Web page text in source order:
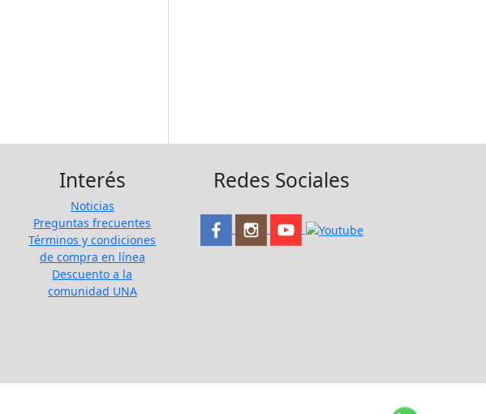
Interés
Noticias
Preguntas frecuentes
Términos y condiciones
de compra en línea
Descuento a la
comunidad UNA
Redes Sociales